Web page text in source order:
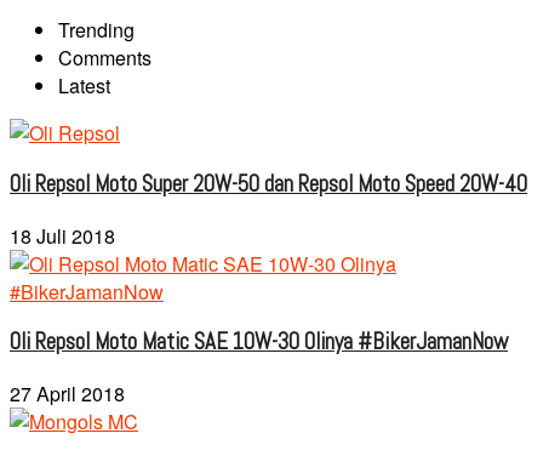
Trending
Comments
Latest
Oli Repsol Moto Super 20W-50 dan Repsol Moto Speed 20W-40
18 Juli 2018
Oli Repsol Moto Matic SAE 10W-30 Olinya #BikerJamanNow
27 April 2018